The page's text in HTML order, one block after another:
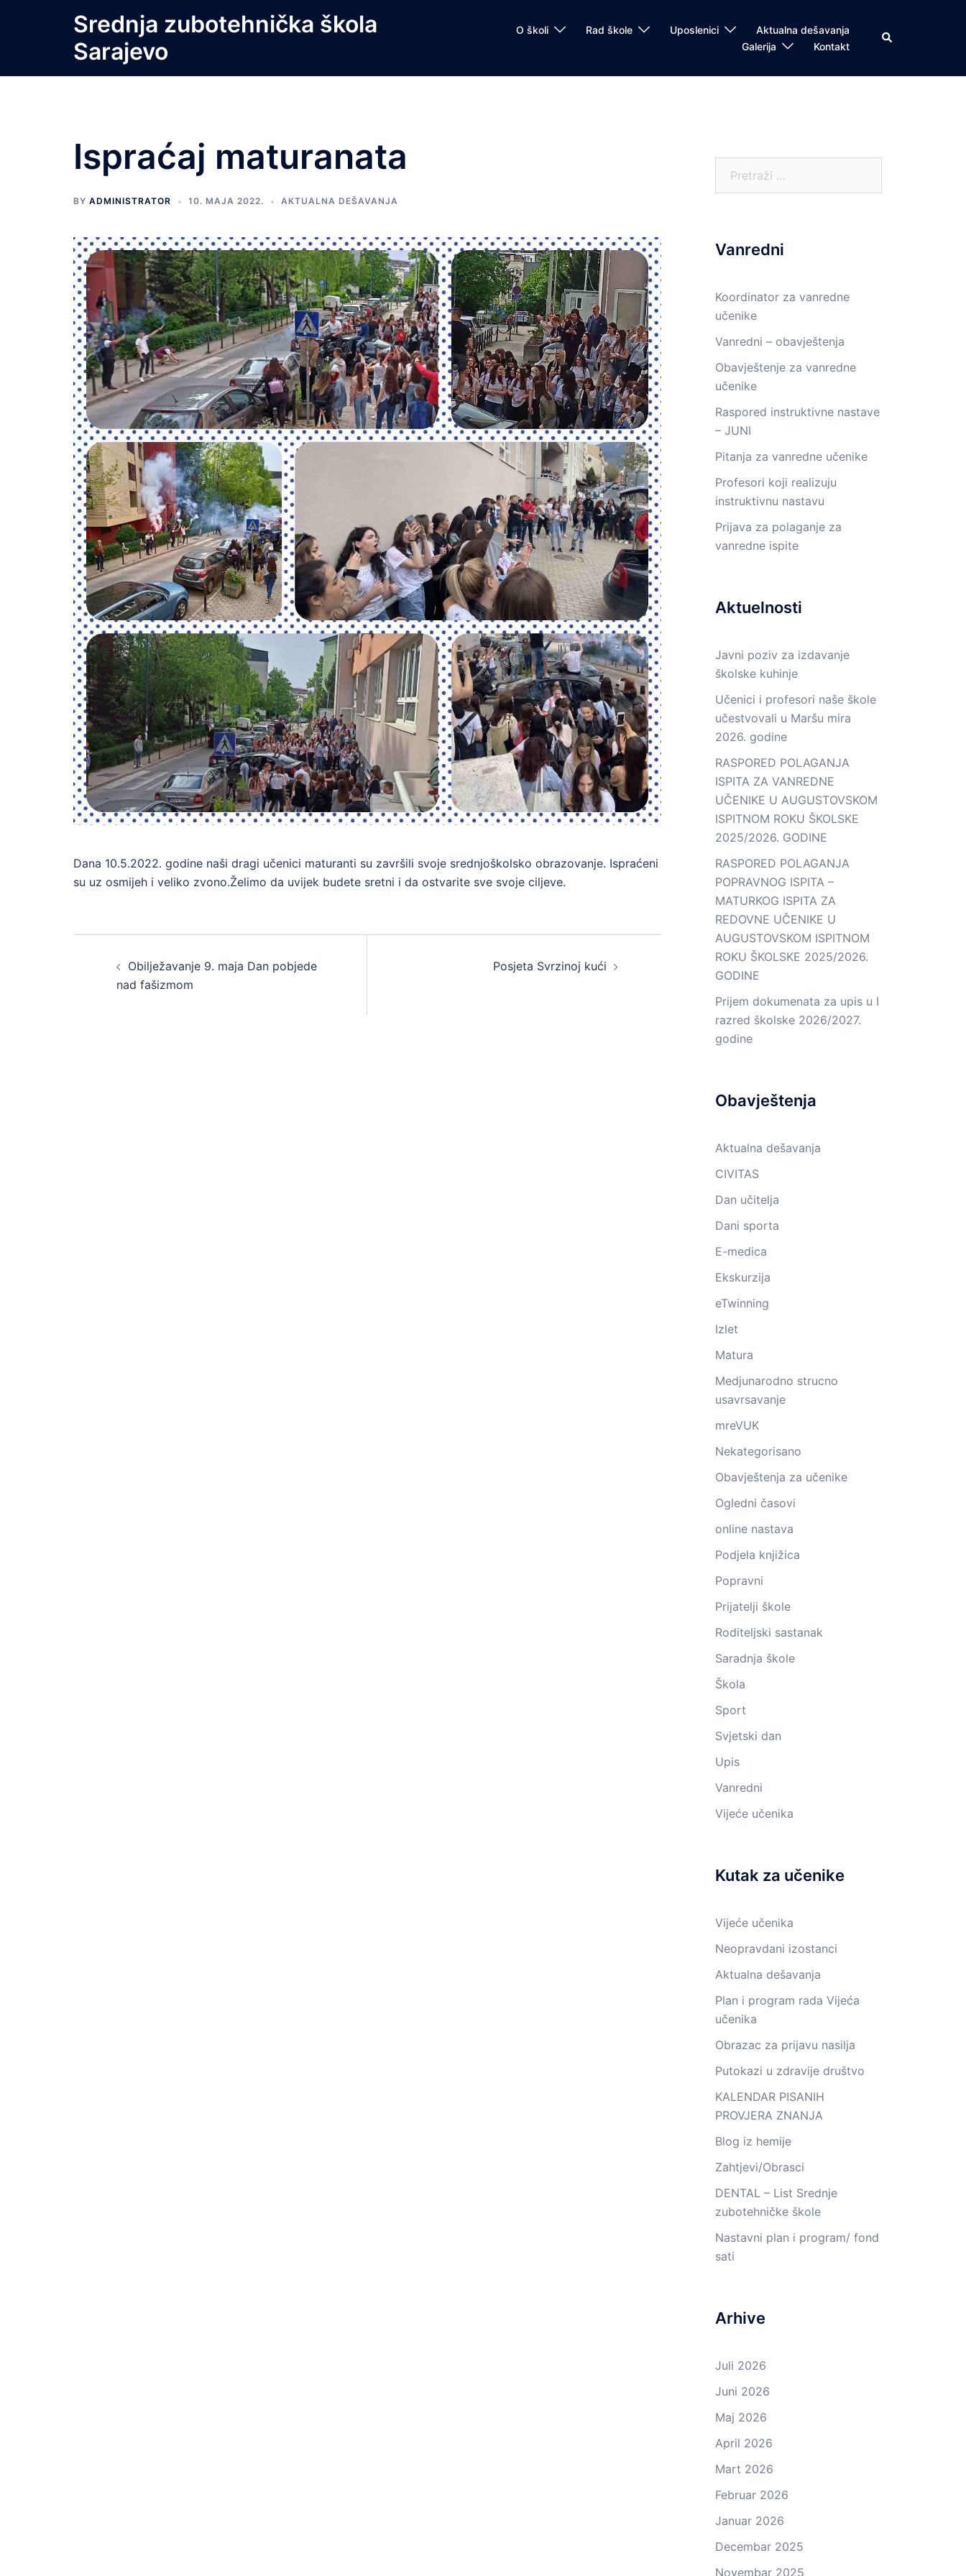
Srednja zubotehnička škola
Sarajevo
O školi Rad škole Uposlenici
Aktualna dešavanja
Galerija
Kontakt
Search
Ispraćaj maturanata
BY ADMINISTRATOR 10. MAJA 2022. AKTUALNA DEŠAVANJA
Dana 10.5.2022. godine naši dragi učenici maturanti su završili svoje srednjoškolsko obrazovanje. Ispraćeni
su uz osmijeh i veliko zvono.Želimo da uvijek budete sretni i da ostvarite sve svoje ciljeve.
navigation
Obilježavanje 9. maja Dan pobjede
nad fašizmom
Posjeta Svrzinoj kući
Vanredni
Koordinator za vanredne
učenike
Vanredni – obavještenja
Obavještenje za vanredne
učenike
Raspored instruktivne nastave
– JUNI
Pitanja za vanredne učenike
Profesori koji realizuju
instruktivnu nastavu
Prijava za polaganje za
vanredne ispite
Aktuelnosti
Javni poziv za izdavanje
školske kuhinje
Učenici i profesori naše škole
učestvovali u Maršu mira
2026. godine
RASPORED POLAGANJA
ISPITA ZA VANREDNE
UČENIKE U AUGUSTOVSKOM
ISPITNOM ROKU ŠKOLSKE
2025/2026. GODINE
RASPORED POLAGANJA
POPRAVNOG ISPITA –
MATURKOG ISPITA ZA
REDOVNE UČENIKE U
AUGUSTOVSKOM ISPITNOM
ROKU ŠKOLSKE 2025/2026.
GODINE
Prijem dokumenata za upis u I
razred školske 2026/2027.
godine
Obavještenja
Aktualna dešavanja
CIVITAS
Dan učitelja
Dani sporta
E-medica
Ekskurzija
eTwinning
Izlet
Matura
Medjunarodno strucno
usavrsavanje
mreVUK
Nekategorisano
Obavještenja za učenike
Ogledni časovi
online nastava
Podjela knjižica
Popravni
Prijatelji škole
Roditeljski sastanak
Saradnja škole
Škola
Sport
Svjetski dan
Upis
Vanredni
Vijeće učenika
Kutak za učenike
Vijeće učenika
Neopravdani izostanci
Aktualna dešavanja
Plan i program rada Vijeća
učenika
Obrazac za prijavu nasilja
Putokazi u zdravije društvo
KALENDAR PISANIH
PROVJERA ZNANJA
Blog iz hemije
Zahtjevi/Obrasci
DENTAL – List Srednje
zubotehničke škole
Nastavni plan i program/ fond
sati
Arhive
Juli 2026
Juni 2026
Maj 2026
April 2026
Mart 2026
Februar 2026
Januar 2026
Decembar 2025
Novembar 2025